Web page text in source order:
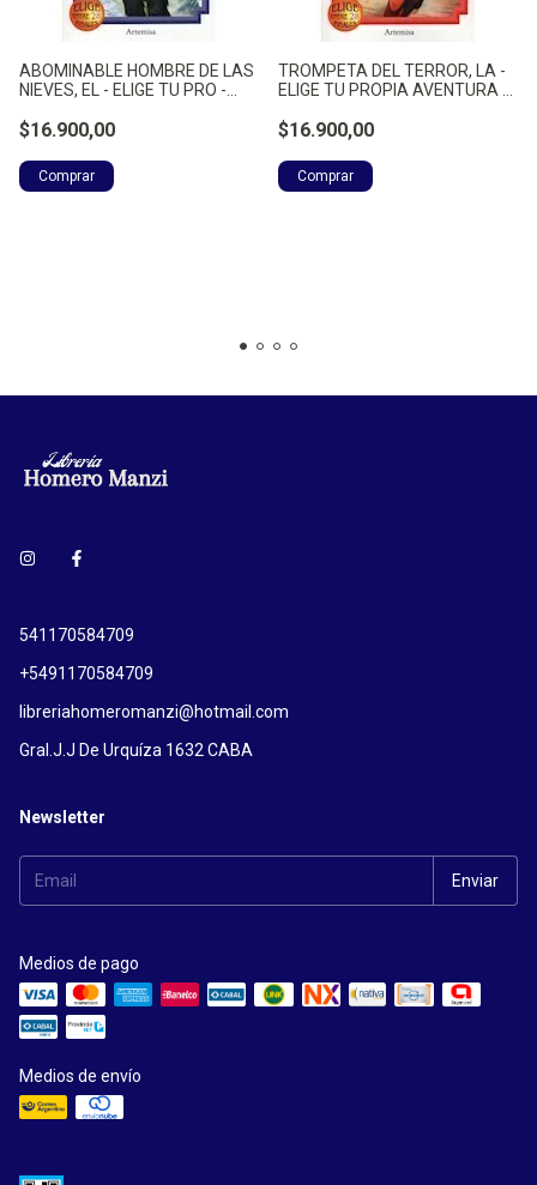
ABOMINABLE HOMBRE DE LAS
NIEVES, EL - ELIGE TU PRO -
$16.900,00
TROMPETA DEL TERROR, LA -
ELIGE TU PROPIA AVENTURA -
$16.900,00
541170584709
+5491170584709
libreriahomeromanzi@hotmail.com
Gral.J.J De Urquíza 1632 CABA
Newsletter
Medios de pago
Medios de envío